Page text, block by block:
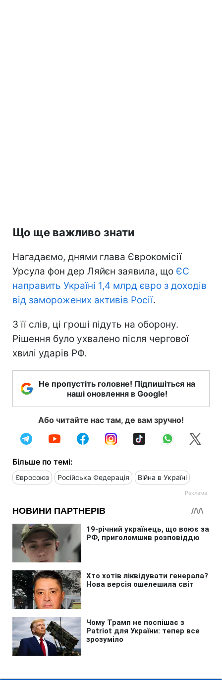
Що ще важливо знати
Нагадаємо, днями глава Єврокомісії
Урсула фон дер Ляйєн заявила, що ЄС
направить Україні 1,4 млрд євро з доходів
від заморожених активів Росії.
З її слів, ці гроші підуть на оборону.
Рішення було ухвалено після чергової
хвилі ударів РФ.
Не пропустіть головне! Підпишіться на
наші оновлення в Google!
Або читайте нас там, де вам зручно!
Більше по темі:
Євросоюз Російська Федерація Війна в Україні